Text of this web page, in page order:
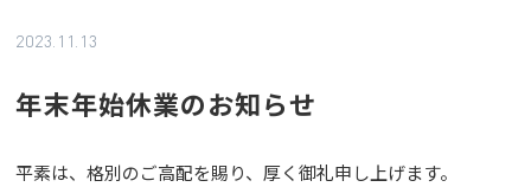
2023.11.13
年末年始休業のお知らせ
平素は、格別のご高配を賜り、厚く御礼申し上げます。